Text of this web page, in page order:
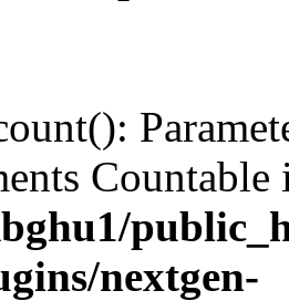
Countable
nextgen-